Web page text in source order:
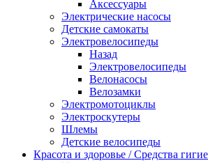
Аксессуары
Электрические насосы
Детские самокаты
Электровелосипеды
Назад
Электровелосипеды
Велонасосы
Велозамки
Электромотоциклы
Электроскутеры
Шлемы
Детские велосипеды
Красота и здоровье / Средства